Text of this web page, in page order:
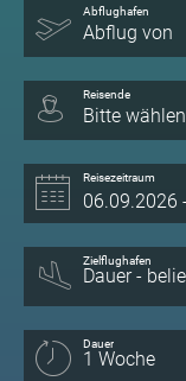
Abflughafen
Abflug von
Reisende
Bitte wählen
Reisezeitraum
Zielflughafen
Dauer